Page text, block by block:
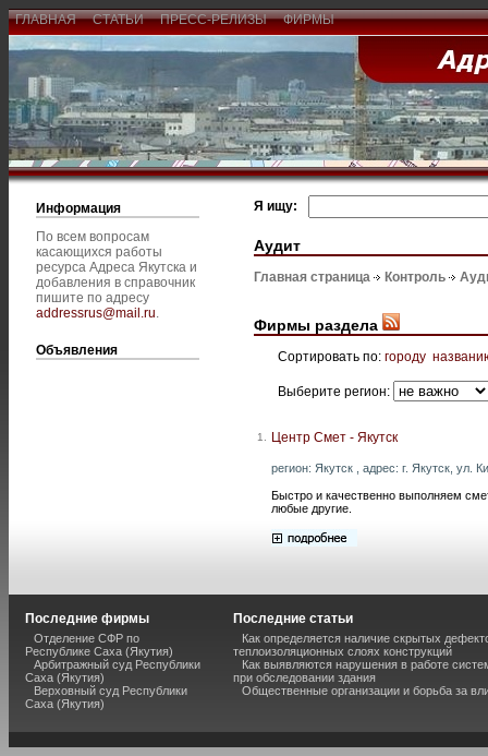
ГЛАВНАЯ СТАТЬИ ПРЕСС-РЕЛИЗЫ ФИРМЫ
Информация
По всем вопросам
касающихся работы
ресурса Адреса Якутска и
добавления в справочник
пишите по адресу
addressrus@mail.ru.
Объявления
Я ищу:
Аудит
Главная страница Контроль
Фирмы раздела
Сортировать по: городу
Выберите регион:
1. Центр Смет - Якутск
регион: Якутск , адрес: г. Якутск, ул.
Быстро и качественно выполняем
любые другие.
Последние фирмы
Отделение СФР по
Республике Саха (Якутия)
Арбитражный суд Республики
Саха (Якутия)
Верховный суд Республики
Саха (Якутия)
Последние статьи
Как определяется наличие скрытых
теплоизоляционных слоях конструкций
Как выявляются нарушения в работе
при обследовании здания
Общественные организации и борьба за